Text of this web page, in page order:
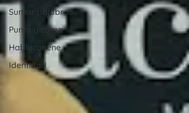
Sumar palabras
Punto y coma
Hablaconene
Identidad